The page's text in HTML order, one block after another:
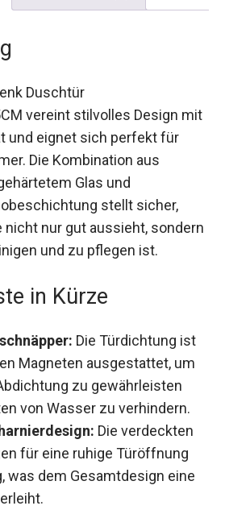
Duschtür
vereint stilvolles Design mit
und eignet sich perfekt für
Die Kombination aus
Glas und
stellt sicher,
nicht nur gut aussieht, sondern
und zu pflegen ist.
in Kürze
Die Türdichtung ist
Magneten ausgestattet, um
zu gewährleisten
von Wasser zu verhindern.
Die verdeckten
für eine ruhige Türöffnung
was dem Gesamtdesign eine